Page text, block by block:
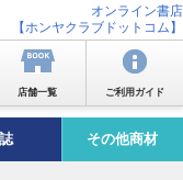
オンライン書店
【ホンヤクラブドットコム】
店舗一覧 ご利用ガイド
その他商材